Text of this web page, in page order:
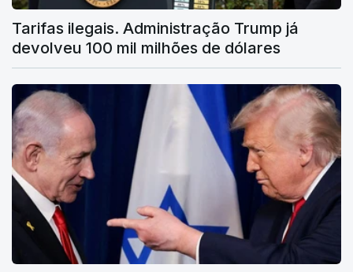
Tarifas ilegais. Administração Trump já
devolveu 100 mil milhões de dólares